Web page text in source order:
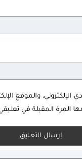
الإلكتروني، والموقع
المرة المقبلة في